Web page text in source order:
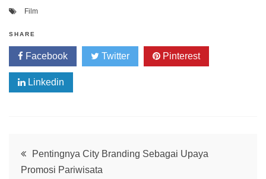
Film
SHARE
Facebook Twitter Pinterest
Linkedin
PostPentingnya City Branding Sebagai Upaya
Promosi Pariwisata